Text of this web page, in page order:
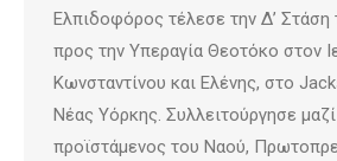
Ελπιδοφόρος τέλεσε την Δ’ Στάση
προς την Υπεραγία Θεοτόκο στον
Κωνσταντίνου και Ελένης, στο
Νέας Υόρκης. Συλλειτούργησε
προϊστάμενος του Ναού,